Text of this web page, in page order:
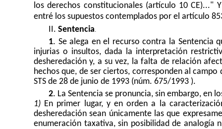
los derechos constitucionales (artículo 10
entré los supuestos contemplados por el artículo
II. Sentencia.
1. Se alega en el recurso contra la Sentencia
injurias o insultos, dada la interpretación
desheredación y, a su vez, la falta de relación
hechos que, de ser ciertos, corresponden al
STS de 28 de junio de 1993 (núm. 675/1993 ).
2. La Sentencia se pronuncia, sin embargo, en
1) En primer lugar, y en orden a la
desheredación sean únicamente las que
enumeración taxativa, sin posibilidad de